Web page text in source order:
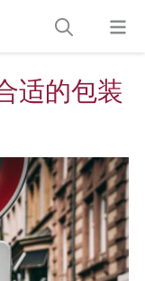
适的包装